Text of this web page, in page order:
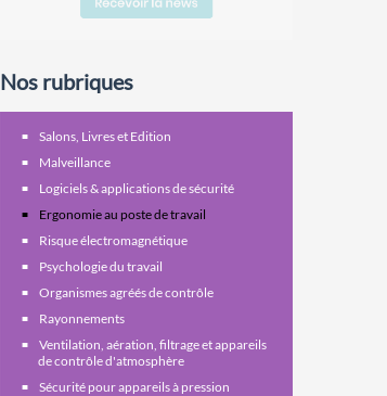
Nos rubriques
Salons, Livres et Edition
Malveillance
Logiciels & applications de sécurité
Ergonomie au poste de travail
Risque électromagnétique
Psychologie du travail
Organismes agréés de contrôle
Rayonnements
Ventilation, aération, filtrage et appareils
de contrôle d'atmosphère
Sécurité pour appareils à pression